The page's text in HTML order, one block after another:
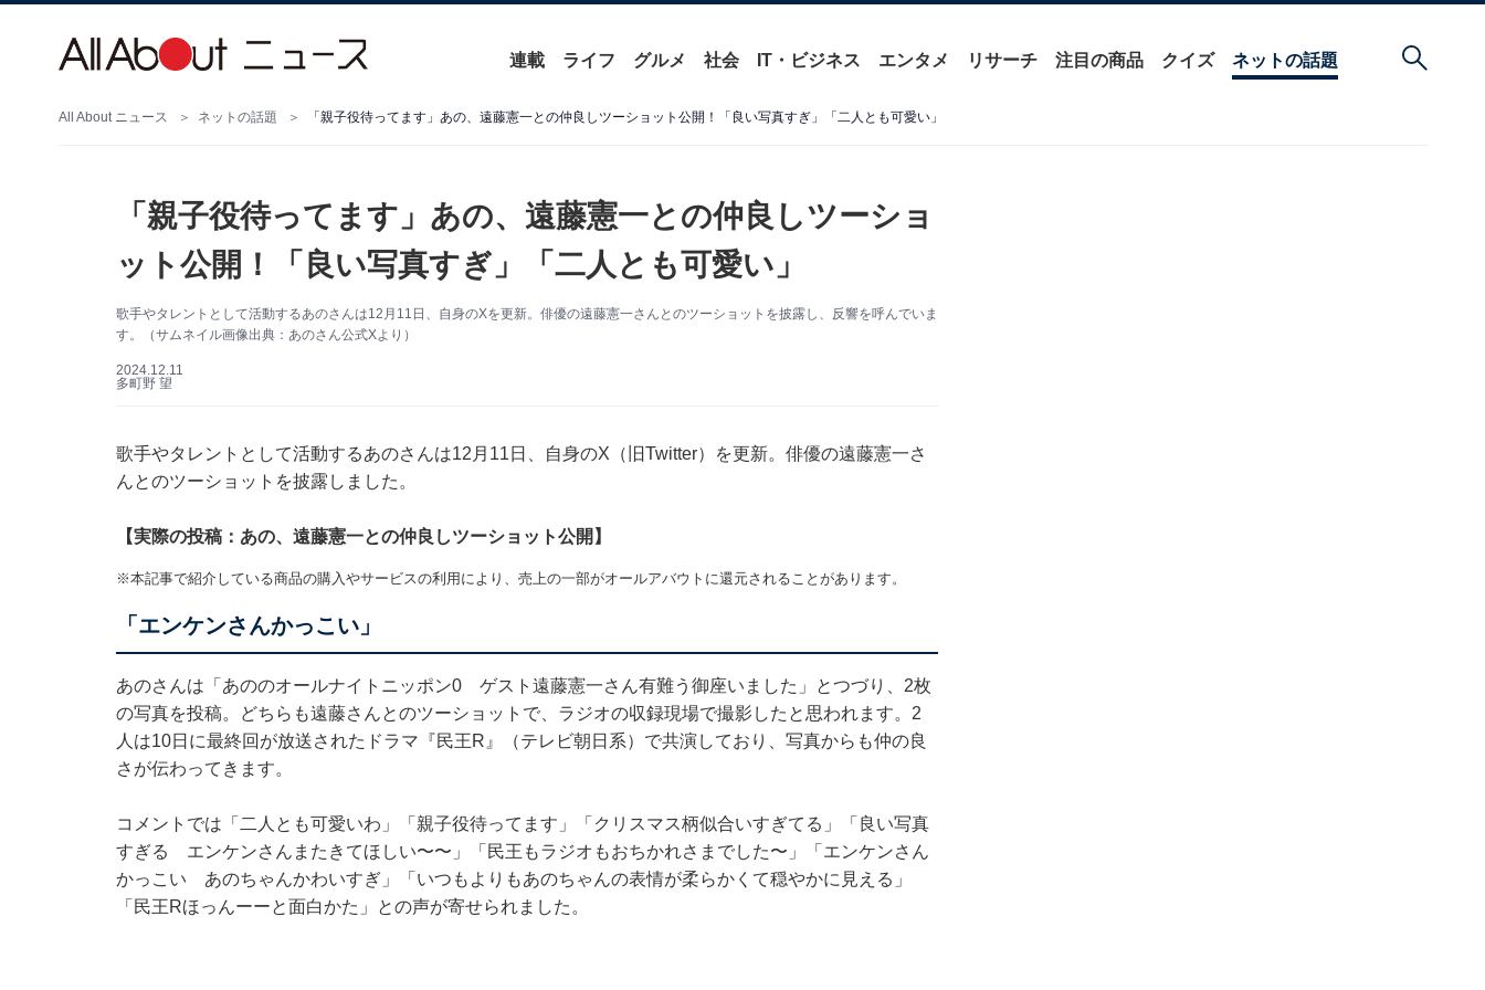
連載 ライフ グルメ 社会 IT・ビジネス エンタメ リサーチ 注目の商品 クイズ ネットの話題
All About ニュース ネットの話題 「親子役待ってます」あの、遠藤憲一との仲良しツーショット公開！「良い写真すぎ」「二人とも可愛い」
「親子役待ってます」あの、遠藤憲一との仲良しツーショ
ット公開！「良い写真すぎ」「二人とも可愛い」
歌手やタレントとして活動するあのさんは12月11日、自身のXを更新。俳優の遠藤憲一さんとのツーショットを披露し、反響を呼んでいま
す。（サムネイル画像出典：あのさん公式Xより）
2024.12.11
多町野 望
歌手やタレントとして活動するあのさんは12月11日、自身のX（旧Twitter）を更新。俳優の遠藤憲一さ
んとのツーショットを披露しました。
【実際の投稿：あの、遠藤憲一との仲良しツーショット公開】
※本記事で紹介している商品の購入やサービスの利用により、売上の一部がオールアバウトに還元されることがあります。
「エンケンさんかっこい」
あのさんは「あののオールナイトニッポン0 ゲスト遠藤憲一さん有難う御座いました」とつづり、2枚
の写真を投稿。どちらも遠藤さんとのツーショットで、ラジオの収録現場で撮影したと思われます。2
人は10日に最終回が放送されたドラマ『民王R』（テレビ朝日系）で共演しており、写真からも仲の良
さが伝わってきます。
コメントでは「二人とも可愛いわ」「親子役待ってます」「クリスマス柄似合いすぎてる」「良い写真
すぎる エンケンさんまたきてほしい〜〜」「民王もラジオもおちかれさまでした〜」「エンケンさん
かっこい あのちゃんかわいすぎ」「いつもよりもあのちゃんの表情が柔らかくて穏やかに見える」
「民王Rほっんーーと面白かた」との声が寄せられました。